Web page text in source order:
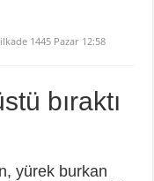
1445 Pazar 12:58
bıraktı
yürek burkan